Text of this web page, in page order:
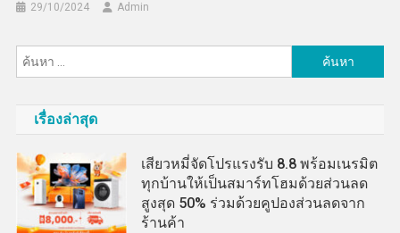
29/10/2024 Admin
สำหรับ:
เรื่องล่าสุด
เสียวหมี่จัดโปรแรงรับ 8.8 พร้อมเนรมิต
ทุกบ้านให้เป็นสมาร์ทโฮมด้วยส่วนลด
สูงสุด 50% ร่วมด้วยคูปองส่วนลดจาก
ร้านค้า